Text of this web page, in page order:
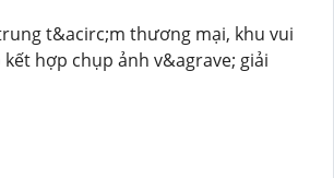
t&acirc;m thương mại, khu vui
hợp chụp ảnh v&agrave; giải